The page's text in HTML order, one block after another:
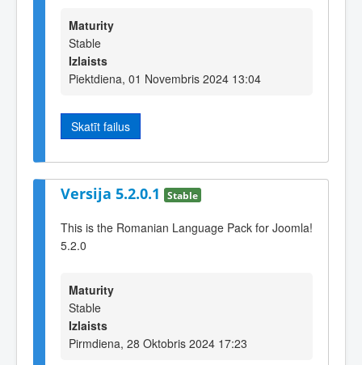
Maturity
Stable
Izlaists
Piektdiena, 01 Novembris 2024 13:04
Skatīt failus
Versija 5.2.0.1 Stable
This is the Romanian Language Pack for Joomla!
5.2.0
Maturity
Stable
Izlaists
Pirmdiena, 28 Oktobris 2024 17:23